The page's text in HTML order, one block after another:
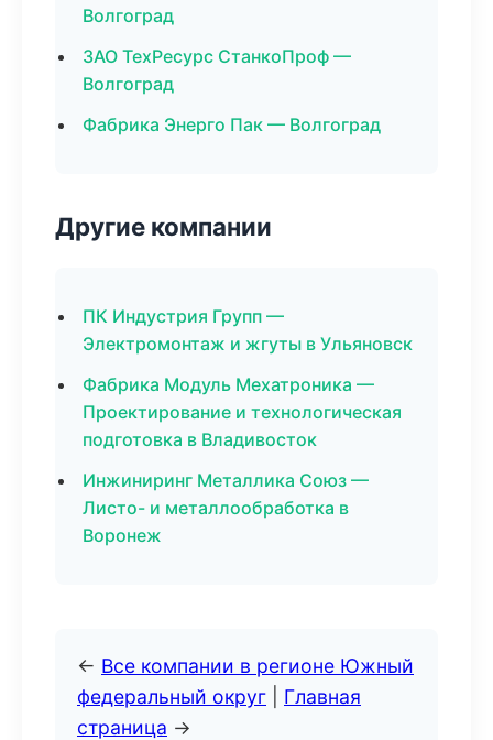
Волгоград
ЗАО ТехРесурс СтанкоПроф —
Волгоград
Фабрика Энерго Пак — Волгоград
Другие компании
ПК Индустрия Групп —
Электромонтаж и жгуты в Ульяновск
Фабрика Модуль Мехатроника —
Проектирование и технологическая
подготовка в Владивосток
Инжиниринг Металлика Союз —
Листо- и металлообработка в
Воронеж
← Все компании в регионе Южный
федеральный округ
Главная
страница →